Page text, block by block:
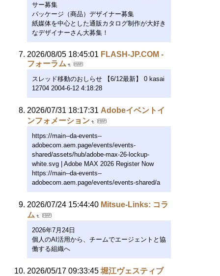
サー募集
パッケージ（商品）デザイナー募集
紙媒体を中心とした通販カタログ制作が大好き
なデザイナーさん大募集！
2026/08/05 18:45:01 FLASH-JP.COM -
フォーラム
スレッド移動のおしらせ 【6/12最新】 0 kasai
12704 2004-6-12 4:18:28
2026/07/31 18:17:31 Adobeイベントイ
ンフォメーション
https://main--da-events--
adobecom.aem.page/events/events-
shared/assets/hub/adobe-max-26-lockup-
white.svg | Adobe MAX 2026 Register Now
https://main--da-events--
adobecom.aem.page/events/events-shared/a
2026/07/24 15:44:40 Mitsue-Links: コラ
ム
2026年7月24日
個人のAI活用から、チームでエージェントと協
働する組織へ
2026/05/17 09:33:45 堀江ヴェスティブ